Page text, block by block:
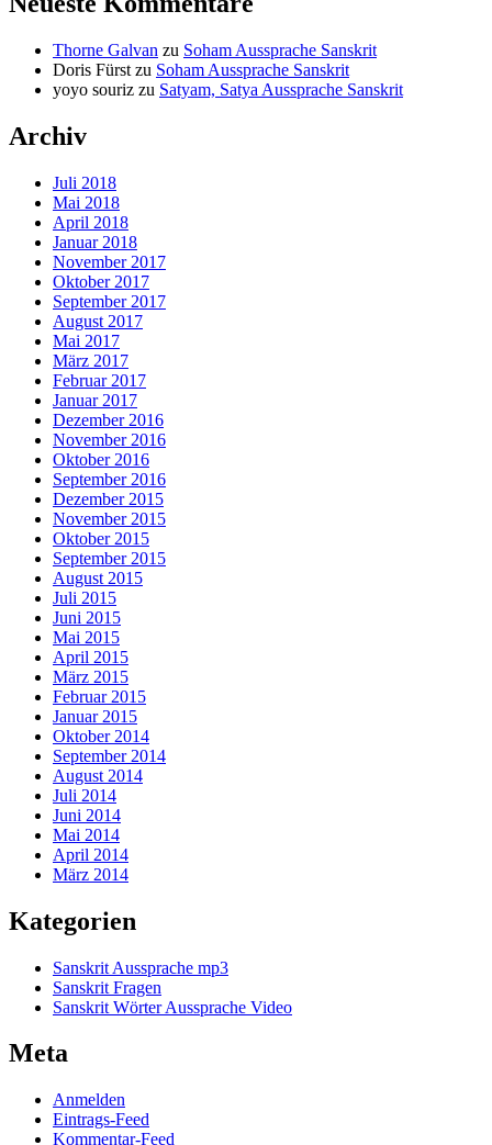
Thorne Galvan zu Soham Aussprache Sanskrit
Doris Fürst zu Soham Aussprache Sanskrit
yoyo souriz zu Satyam, Satya Aussprache Sanskrit
Archiv
Juli 2018
Mai 2018
April 2018
Januar 2018
November 2017
Oktober 2017
September 2017
August 2017
Mai 2017
März 2017
Februar 2017
Januar 2017
Dezember 2016
November 2016
Oktober 2016
September 2016
Dezember 2015
November 2015
Oktober 2015
September 2015
August 2015
Juli 2015
Juni 2015
Mai 2015
April 2015
März 2015
Februar 2015
Januar 2015
Oktober 2014
September 2014
August 2014
Juli 2014
Juni 2014
Mai 2014
April 2014
März 2014
Kategorien
Sanskrit Aussprache mp3
Sanskrit Fragen
Sanskrit Wörter Aussprache Video
Meta
Anmelden
Eintrags-Feed
Kommentar-Feed